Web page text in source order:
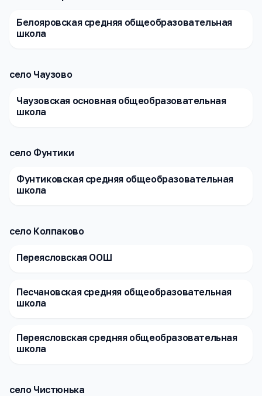
Белояровская средняя общеобразовательная
школа
село Чаузово
Чаузовская основная общеобразовательная
школа
село Фунтики
Фунтиковская средняя общеобразовательная
школа
село Колпаково
Переясловская ООШ
Песчановская средняя общеобразовательная
школа
Переясловская средняя общеобразовательная
школа
село Чистюнька